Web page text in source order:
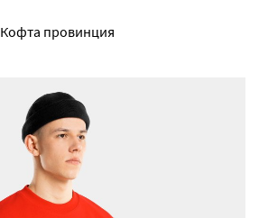
Кофта провинция